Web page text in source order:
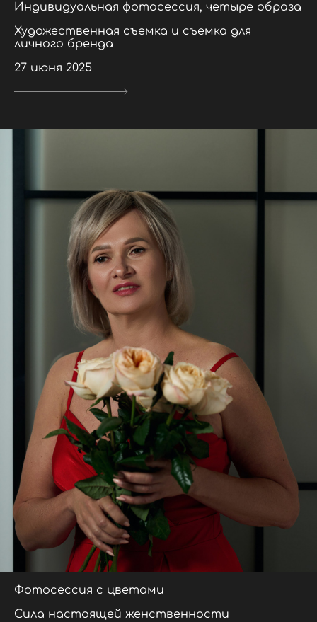
Индивидуальная фотосессия, четыре образа
Художественная съемка и съемка для
личного бренда
27 июня 2025
Фотосессия с цветами
Сила настоящей женственности